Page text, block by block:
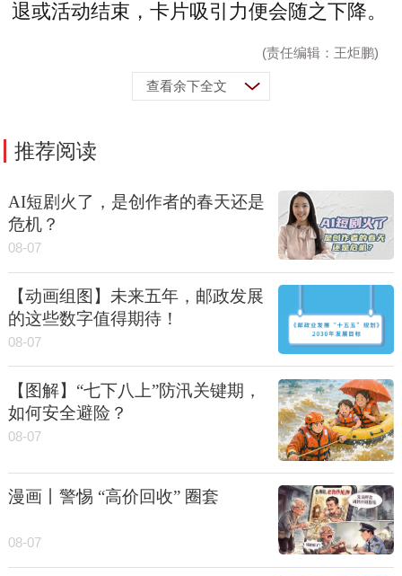
退或活动结束，卡片吸引力便会随之下降。
(责任编辑：王炬鹏)
查看余下全文
推荐阅读
AI短剧火了，是创作者的春天还是
危机？
08-07
【动画组图】未来五年，邮政发展
的这些数字值得期待！
08-07
【图解】“七下八上”防汛关键期，
如何安全避险？
08-07
漫画丨警惕 “高价回收” 圈套
08-07